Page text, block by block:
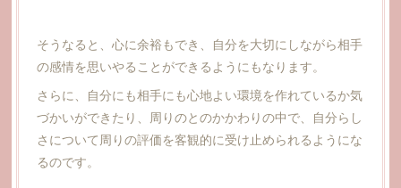
そうなると、心に余裕もでき、自分を大切にしながら相手
の感情を思いやることができるようにもなります。
さらに、自分にも相手にも心地よい環境を作れているか気
づかいができたり、周りのとのかかわりの中で、自分らし
さについて周りの評価を客観的に受け止められるようにな
るのです。